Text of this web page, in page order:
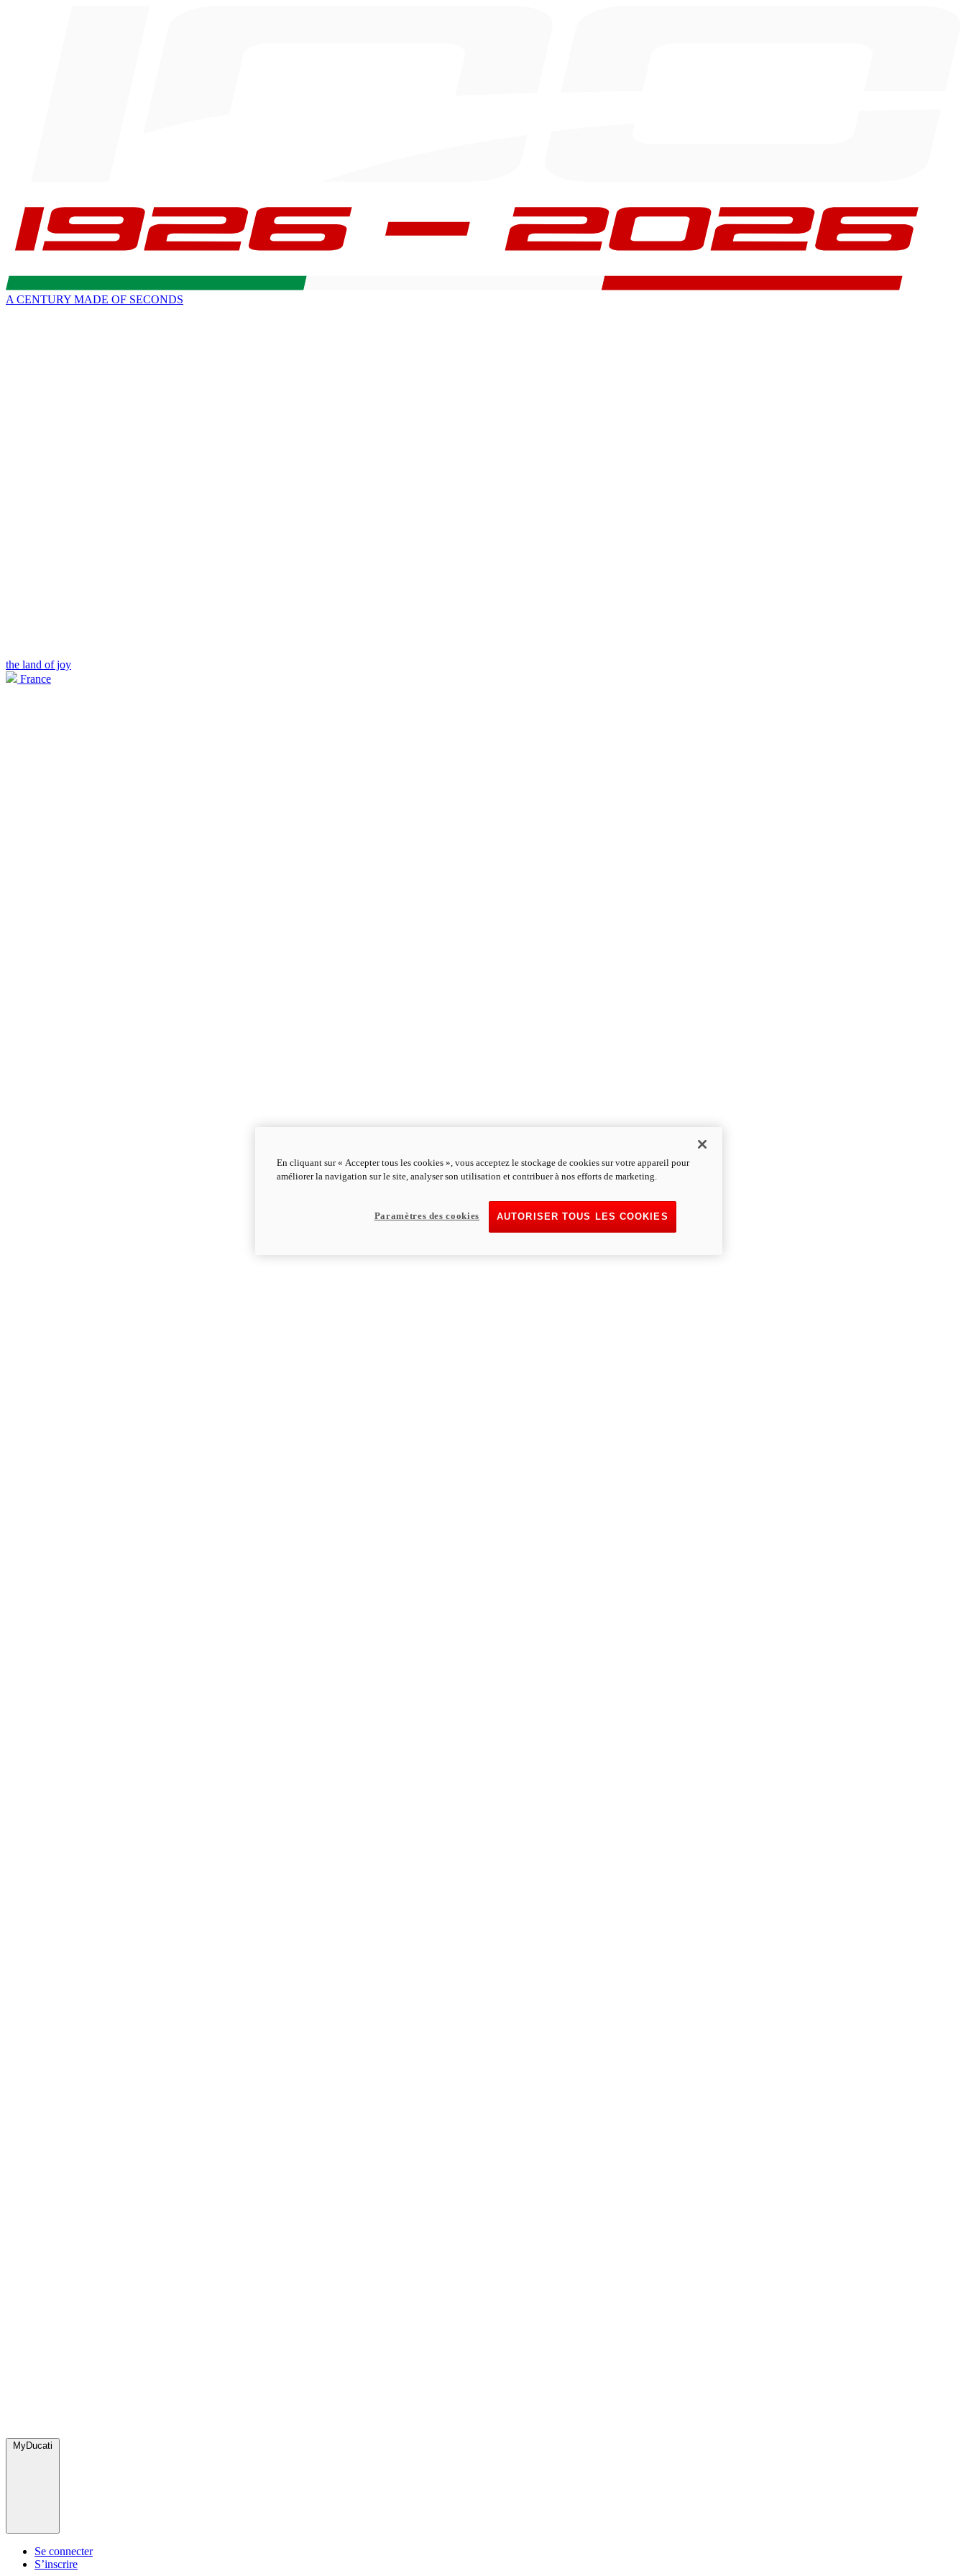
A CENTURY MADE OF SECONDS
the land of joy
France
MyDucati
Se connecter
S’inscrire
En cliquant sur « Accepter tous les cookies », vous acceptez le stockage de cookies sur votre appareil pour
améliorer la navigation sur le site, analyser son utilisation et contribuer à nos efforts de marketing.
AUTORISER TOUS LES COOKIES
Paramètres des cookies